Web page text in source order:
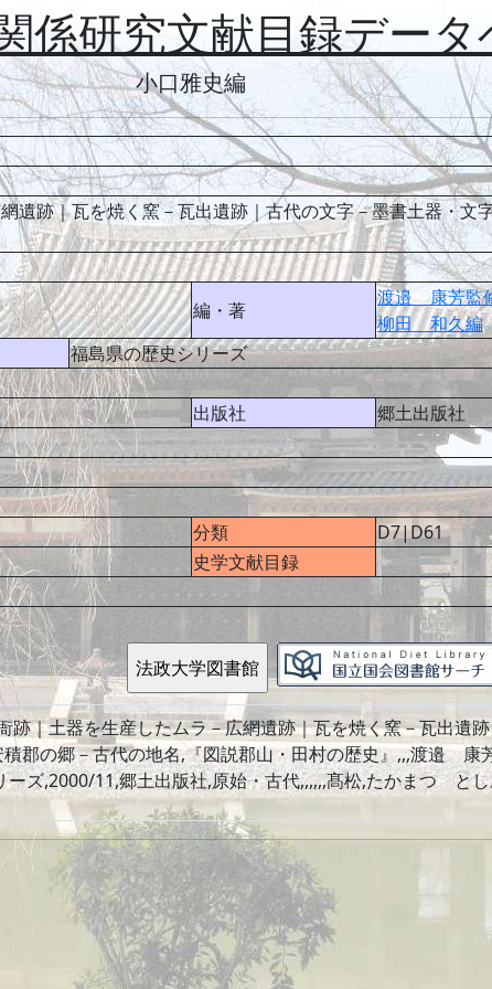
係研究文献目録データ
小口雅史編
遺跡｜瓦を焼く窯－瓦出遺跡｜古代の文字－墨書土器・文
編・著
渡邉 康芳監
柳田 和久編
福島県の歴史シリーズ
出版社
郷土出版社
分類
D7|D61
史学文献目録
｜土器を生産したムラ－広網遺跡｜瓦を焼く窯－瓦出遺
積郡の郷－古代の地名,『図説郡山・田村の歴史』,,,渡
ズ,2000/11,郷土出版社,原始・古代,,,,,,髙松,たかまつ とし